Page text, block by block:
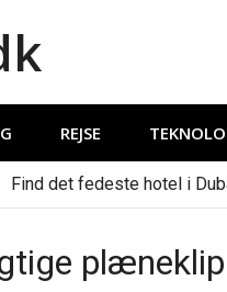
REJSE
Find det fedeste hotel i
Sådan finder du de billige
Rom i foråret
Forbrugslån og RKI lån